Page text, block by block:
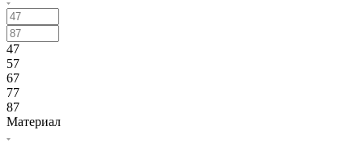
47
57
67
77
87
Материал